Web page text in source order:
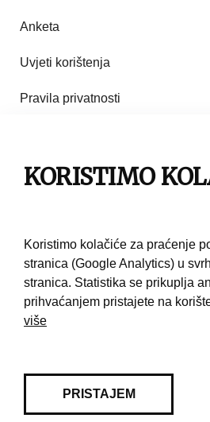
Anketa
Uvjeti korištenja
Pravila privatnosti
Pravila korištenja
KORISTIMO
Koristimo kolačiće za praćenje
stranica (Google Analytics) u
stranica. Statistika se prikuplja
prihvaćanjem pristajete na
više
PRISTAJEM